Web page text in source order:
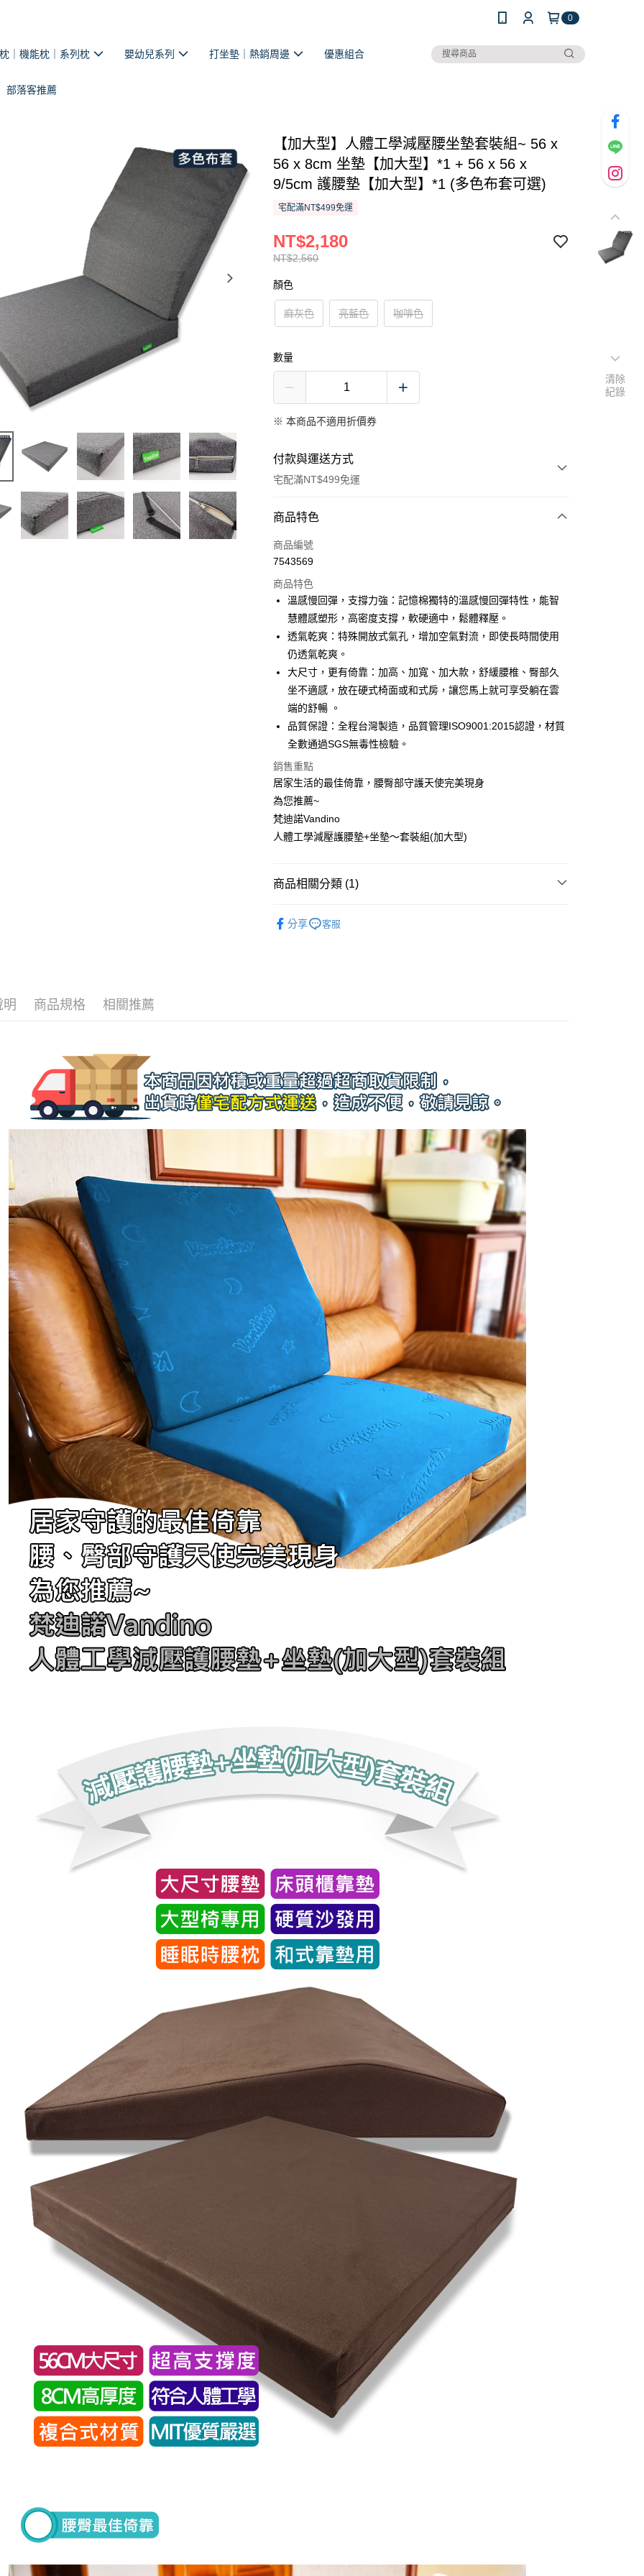
0
｜機能枕｜系列枕 嬰幼兒系列 打坐墊｜熱銷周邊 優惠組合
部落客推薦
【加大型】人體工學減壓腰坐墊套裝組~ 56 x
56 x 8cm 坐墊【加大型】*1 + 56 x 56 x
9/5cm 護腰墊【加大型】*1 (多色布套可選)
宅配滿NT$499免運
NT$2,560
NT$2,180
顏色
麻灰色 亮藍色 咖啡色
數量
※ 本商品不適用折價券
付款與運送方式
宅配滿NT$499免運
付款方式
信用卡一次付款
3 期 0 利率 每期 NT$726 21家銀行
合作金庫商業銀行
第一商業銀行
華南商業銀行
彰化商業銀行
國泰世華商業銀行
臺灣中小企業銀行
台中商業銀行
匯豐（台灣）商業銀行
華泰商業銀行
聯邦商業銀行
元大商業銀行
永豐商業銀行
台新國際商業銀行
台灣樂天信用卡公司
6 期 0 利率 每期NT$363
合作金庫商業銀行
第一商業銀行
華南商業銀行
上海商業儲蓄銀行
台北富邦商業銀行
臺灣中小企業銀行
台中商業銀行
匯豐（台灣）商業銀行
聯邦商業銀行
遠東國際商業銀行
元大商業銀行
台新國際商業銀行
台灣樂天信用卡公司
LINE Pay
Apple Pay
街口支付
悠遊付
Google Pay
全盈+PAY
AFTEE先享後付
相關說明
【關於「AFTEE先享後付」】
AFTEE先享後付是「在收到商品之後才付款」的支付方式。 讓您購物簡單
２．便利：只要手機號碼，簡訊認證，即可結帳。
【「AFTEE先享後付」結帳流程】
【注意事項】
１．透過由恩沛科技股份有限公司提供之「AFTEE先享後付」服務完成之
求債權轉讓予恩沛科技股份有限公司。
２．關於個人資料處理事宜，請瀏覽以下網址：
https://aftee.tw/terms/#terms3
３．未成年的使用者請事先徵得法定代理人或監護人之同意方可使用
「AFTEE先享後付」，若未經同意申辦者引起之損失，本公司不負相關責
４．使用「AFTEE先享後付」時，將依據個別帳號之用戶狀況，依本公司
即時審查核予不同之上限額度；若仍有額度不足之情形，本公司將視審查
結果請求用戶進行身份認證。
５．嚴禁一人註冊多個帳號或使用他人資訊註冊。若發現惡意使用之情
形，恩沛科技股份有限公司將有權停止該用戶之使用額度並採取法律行
ATM付款
運送方式
商品特色
商品編號
7543569
商品特色
溫感慢回彈，支撐力強：記憶棉獨特的溫感慢回彈特性，能智
慧體感塑形，高密度支撐，軟硬適中，鬆體釋壓。
透氣乾爽：特殊開放式氣孔，增加空氣對流，即使長時間使用
仍透氣乾爽。
大尺寸，更有倚靠：加高、加寬、加大款，舒緩腰椎、臀部久
坐不適感，放在硬式椅面或和式房，讓您馬上就可享受躺在雲
端的舒暢 。
品質保證：全程台灣製造，品質管理ISO9001:2015認證，材質
全數通過SGS無毒性檢驗。
銷售重點
居家生活的最佳倚靠，腰臀部守護天使完美現身
為您推薦~
梵迪諾Vandino
人體工學減壓護腰墊+坐墊～套裝組(加大型)
商品相關分類 (1)
分享
客服
明 商品規格 相關推薦
清除
紀錄